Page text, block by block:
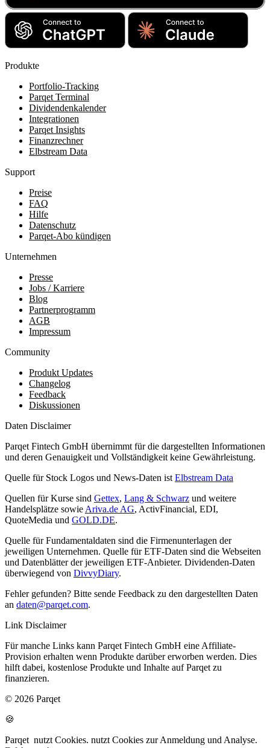
Produkte
Portfolio-Tracking
Parqet Terminal
Dividendenkalender
Integrationen
Parqet Insights
Finanzrechner
Elbstream Data
Support
Preise
FAQ
Hilfe
Datenschutz
Parqet-Abo kündigen
Unternehmen
Presse
Jobs / Karriere
Blog
Partnerprogramm
AGB
Impressum
Community
Produkt Updates
Changelog
Feedback
Diskussionen
Daten Disclaimer
Parqet Fintech GmbH übernimmt für die dargestellten Informationen
und deren Genauigkeit und Vollständigkeit keine Gewährleistung.
Quelle für Stock Logos und News-Daten ist Elbstream Data
Quellen für Kurse sind Gettex, Lang & Schwarz und weitere
Handelsplätze sowie Ariva.de AG, ActivFinancial, EDI,
QuoteMedia und GOLD.DE.
Quelle für Fundamentaldaten sind die Firmenunterlagen der
jeweiligen Unternehmen. Quelle für ETF-Daten sind die Webseiten
und Datenblätter der jeweiligen ETF-Anbieter. Dividenden-Daten
überwiegend von DivvyDiary.
Fehler gefunden? Bitte sende Feedback zu den dargestellten Daten
an daten@parqet.com.
Link Disclaimer
Für manche Links kann Parqet Fintech GmbH eine Affiliate-
Provision erhalten wenn Produkte darüber erworben werden. Dies
hilft dabei, kostenlose Produkte und Inhalte auf Parqet zu
finanzieren.
© 2026 Parqet
🍪
Parqet nutzt Cookies. nutzt Cookies zur Anmeldung und Analyse.